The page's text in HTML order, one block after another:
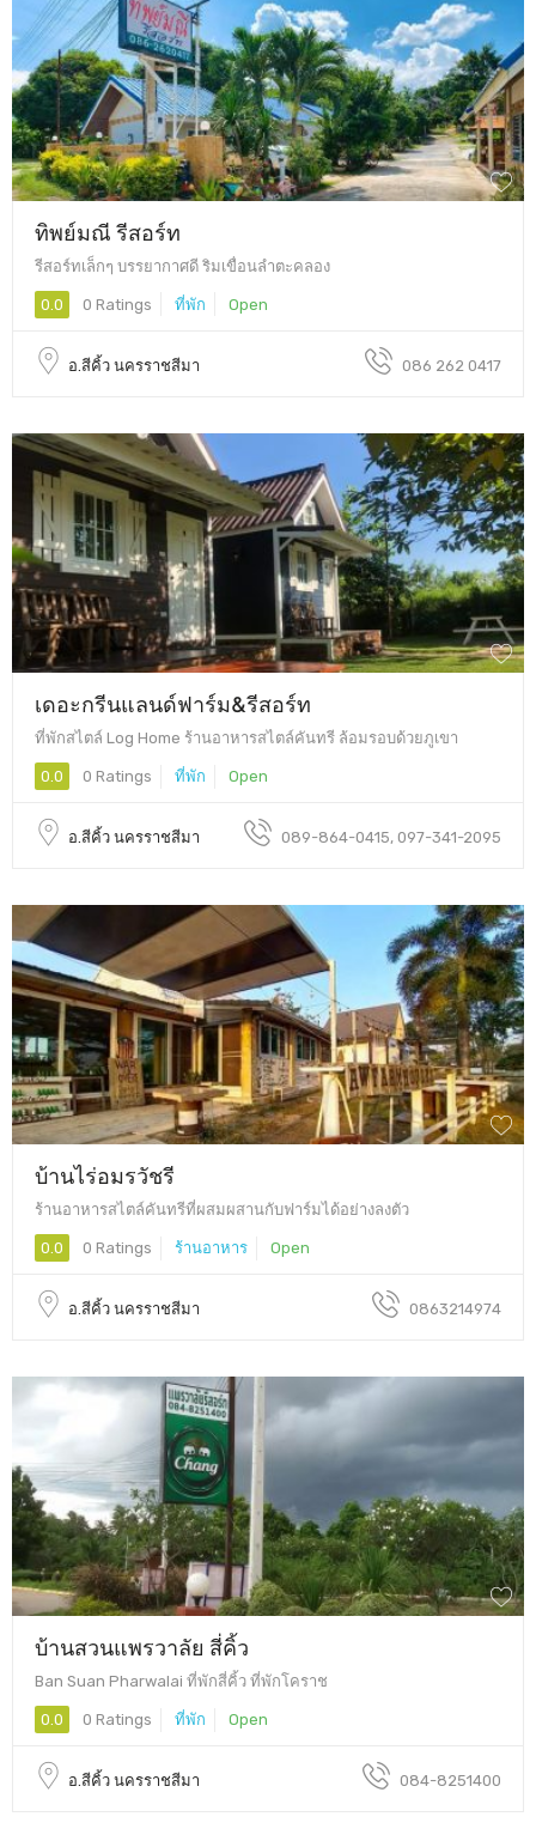
ทิพย์มณี รีสอร์ท
รีสอร์ทเล็กๆ บรรยากาศดี ริมเขื่อนลำตะคลอง
0.0 0 Ratings ที่พัก Open
อ.สีคิ้ว นครราชสีมา 086 262 0417
เดอะกรีนแลนด์ฟาร์ม&รีสอร์ท
ที่พักสไตล์ Log Home ร้านอาหารสไตล์คันทรี ล้อมรอบด้วยภูเขา
0.0 0 Ratings ที่พัก Open
อ.สีคิ้ว นครราชสีมา 089-864-0415, 097-341-2095
บ้านไร่อมรวัชรี
ร้านอาหารสไตล์คันทรีที่ผสมผสานกับฟาร์มได้อย่างลงตัว
0.0 0 Ratings ร้านอาหาร Open
อ.สีคิ้ว นครราชสีมา 0863214974
บ้านสวนแพรวาลัย สี่คิ้ว
Ban Suan Pharwalai ที่พักสี่คิ้ว ที่พักโคราช
0.0 0 Ratings ที่พัก Open
อ.สีคิ้ว นครราชสีมา 084-8251400